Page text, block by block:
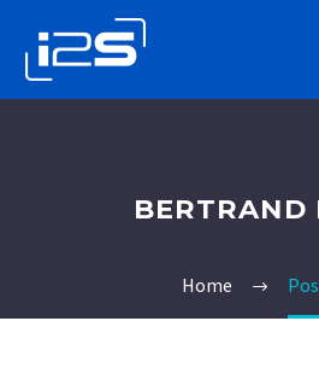
BERTRAND
Home